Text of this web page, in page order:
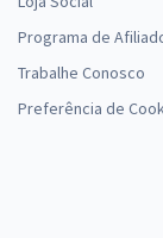
Programa de
Trabalhe Conosco
Preferência de